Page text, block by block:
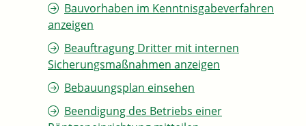
Bauvorhaben im Kenntnisgabeverfahren
anzeigen
Beauftragung Dritter mit internen
Sicherungsmaßnahmen anzeigen
Bebauungsplan einsehen
Beendigung des Betriebs einer